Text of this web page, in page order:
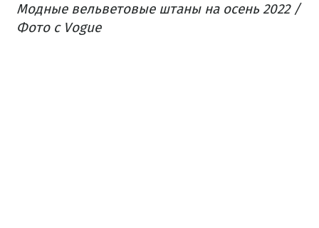
Модные вельветовые штаны на осень 2022 /
Фото с Vogue